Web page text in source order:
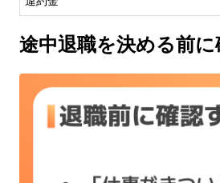
途中退職を決める前